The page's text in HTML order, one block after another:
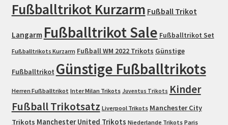
Fußballtrikot Kurzarm Fußball Trikot
Langarm Fußballtrikot Sale Fußballtrikot Set
Fußballtrikots Kurzarm Fußball WM 2022 Trikots Günstige
Fußballtrikot Günstige Fußballtrikots
Herren Fußballtrikot Inter Milan Trikots Juventus Trikots Kinder
Fußball Trikotsatz Liverpool Trikots Manchester City
Trikots Manchester United Trikots Niederlande Trikots Paris